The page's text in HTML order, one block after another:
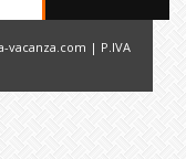
vacanza.com | P.IVA